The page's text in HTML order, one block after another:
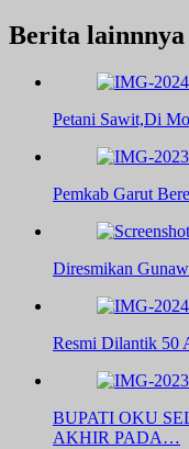
Berita lainnnya
Petani Sawit,Di
Pemkab Garut
Diresmikan
Resmi Dilantik 50
BUPATI OKU
AKHIR PADA…